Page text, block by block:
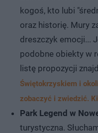
kogoś, kto lubi
oraz historię. Mury
dreszczyk emocji...
podobne obiekty w
listę propozycji
Świętokrzyskiem i
zobaczyć i zwiedzić.
Park Legend w
turystyczna.